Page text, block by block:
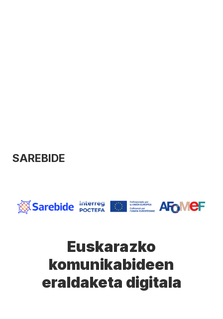
SAREBIDE
Euskarazko
komunikabideen
eraldaketa digitala